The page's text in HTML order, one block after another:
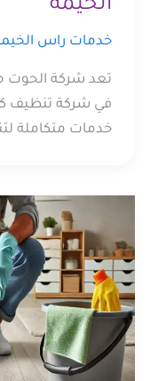
الخيمة
خدمات راس
تعد شركة
في شركة تنظيف
خدمات متكاملة